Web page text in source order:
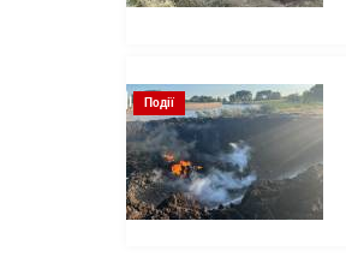
Події